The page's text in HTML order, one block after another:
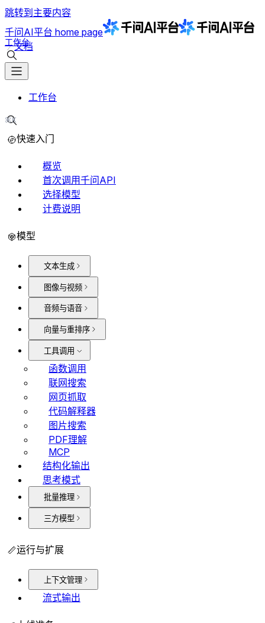
跳转到主要内容
千问AI平台 home page
文档
工作台
工作台
⌘K
快速入门
概览
首次调用千问API
选择模型
计费说明
模型
文本生成
图像与视频
音频与语音
向量与重排序
工具调用
函数调用
联网搜索
网页抓取
代码解释器
图片搜索
PDF理解
MCP
结构化输出
思考模式
批量推理
三方模型
运行与扩展
上下文管理
流式输出